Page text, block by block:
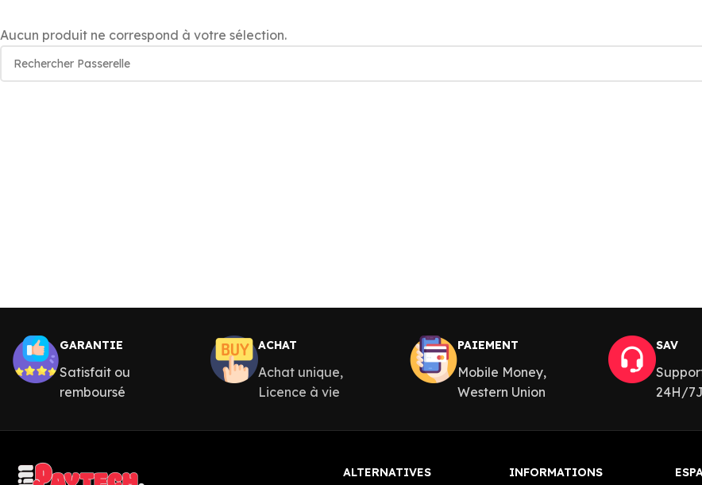
Aucun produit ne correspond à votre sélection.
GARANTIE
Satisfait ou
remboursé
ACHAT
Achat unique,
Licence à vie
PAIEMENT
Mobile Money,
Western Union
SAV
24H/
ALTERNATIVES INFORMATIONS